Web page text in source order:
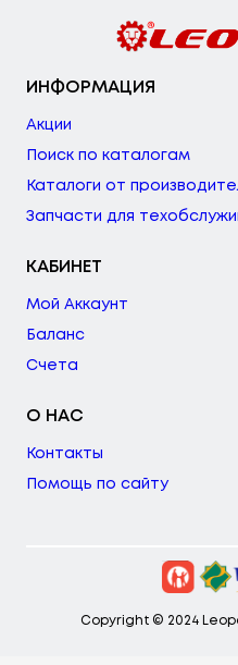
ИНФОРМАЦИЯ
Акции
Поиск по каталогам
Каталоги от
Запчасти для
КАБИНЕТ
Мой Аккаунт
Баланс
Счета
О НАС
Контакты
Помощь по сайту
Copyright © 2024